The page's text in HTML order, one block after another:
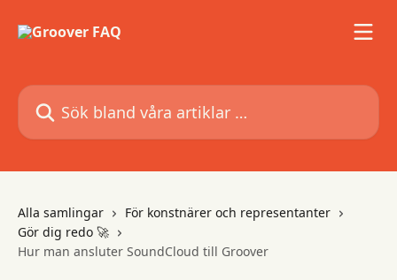
Sök bland våra artiklar …
Alla samlingar
För konstnärer och representanter
Gör dig redo 🚀
Hur man ansluter SoundCloud till Groover